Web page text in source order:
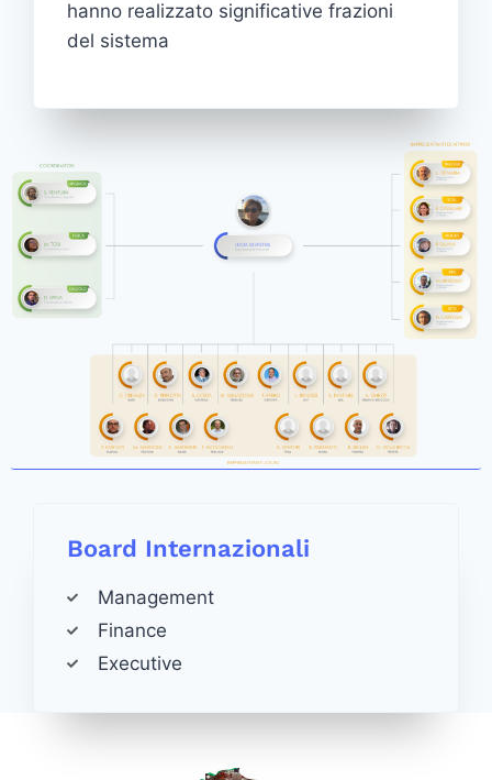
hanno realizzato significative frazioni
del sistema
Board Internazionali
Management
Finance
Executive